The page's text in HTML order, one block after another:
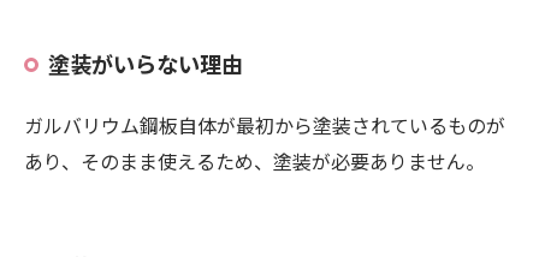
塗装がいらない理由
ガルバリウム鋼板自体が最初から塗装されているものが
あり、そのまま使えるため、塗装が必要ありません。